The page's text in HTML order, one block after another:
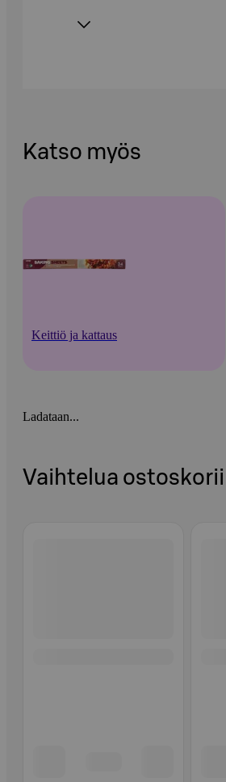
Katso myös
Keittiö ja kattaus
Ladataan...
Vaihtelua